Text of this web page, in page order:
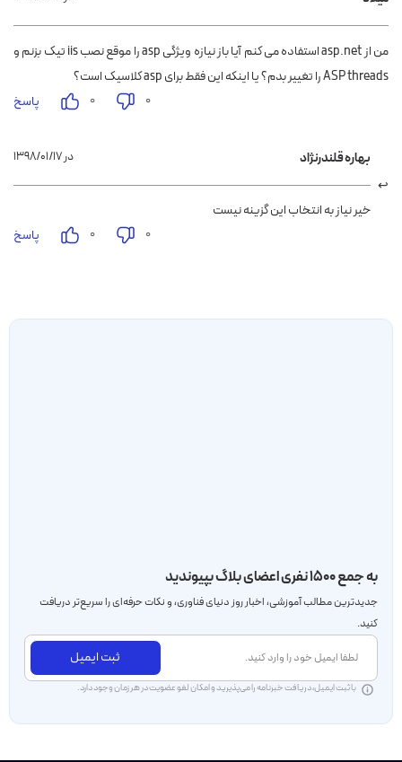
من از asp.net استفاده می کنم آیا باز نیازه ویژگی asp را موقع نصب iis تیک بزنم و
ASP threads را تغییر بدم؟ یا اینکه این فقط برای asp کلاسیک است؟
۰
۰ پاسخ
بهاره قلندرنژاد ۱۳۹۸/۰۱/۱۷ در
خیر نیاز به انتخاب این گزینه نیست
۰
۰ پاسخ
به جمع ۱۵۰۰ نفری اعضای بلاگ بپیوندید
جدید‌ترین مطالب آموزشی، اخبار روز دنیای فناوری، و نکات حرفه‌ای را سریع‌تر دریافت
کنید.
ثبت ایمیل
با ثبت ایمیل، دریافت خبرنامه را می‌پذیرید و امکان لغو عضویت در هر زمان وجود دارد.